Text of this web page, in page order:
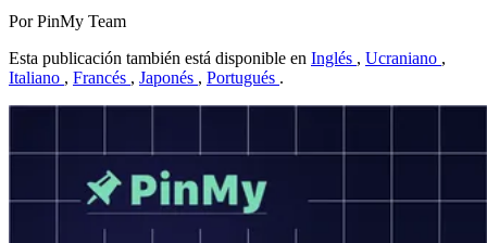
Por PinMy Team
Esta publicación también está disponible en Inglés , Ucraniano ,
Italiano , Francés , Japonés , Portugués .